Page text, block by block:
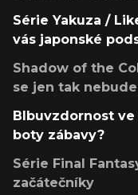
Série Yakuza /
vás japonské
Shadow of the
se jen tak
Blbuvzdornost ve
boty zábavy?
Série Final
začátečníky